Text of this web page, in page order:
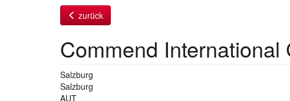
zurück
Commend International
Salzburg
Salzburg
AUT